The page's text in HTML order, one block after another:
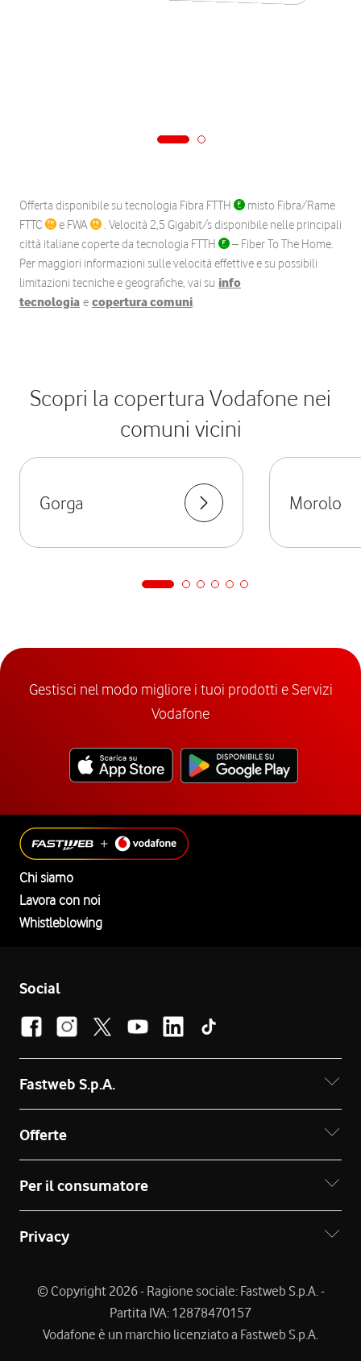
Offerta disponibile su tecnologia Fibra FTTH
misto Fibra/Rame
FTTC
e FWA
. Velocità 2,5 Gigabit/s disponibile nelle principali
città italiane coperte da tecnologia FTTH
– Fiber To The Home.
Per maggiori informazioni sulle velocità effettive e su possibili
limitazioni tecniche e geografiche, vai su info
tecnologia e copertura comuni.
Scopri la copertura Vodafone nei
comuni vicini
Gorga Morolo
Gestisci nel modo migliore i tuoi prodotti e Servizi
Vodafone
Chi siamo
Lavora con noi
Whistleblowing
Social
Fastweb S.p.A.
Offerte
Per il consumatore
Privacy
© Copyright 2026 - Ragione sociale: Fastweb S.p.A. -
Partita IVA: 12878470157
Vodafone è un marchio licenziato a Fastweb S.p.A.